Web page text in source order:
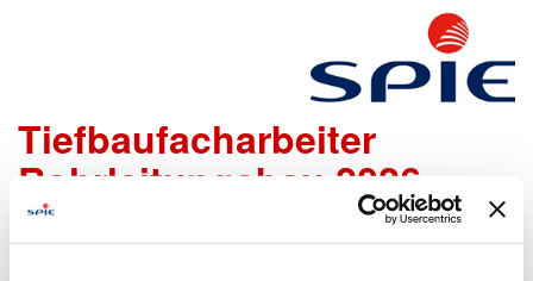
Ausbildung zum
Tiefbaufacharbeiter
Rohrleitungsbau 2026
m/w/d